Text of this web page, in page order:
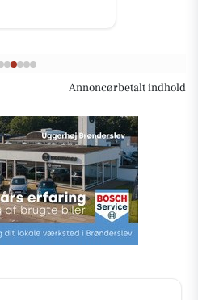
Annoncørbetalt indhold